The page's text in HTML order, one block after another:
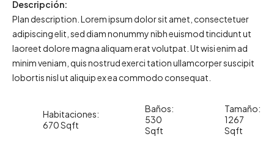
Descripción:
Plan description. Lorem ipsum dolor sit amet, consectetuer
adipiscing elit, sed diam nonummy nibh euismod tincidunt ut
laoreet dolore magna aliquam erat volutpat. Ut wisi enim ad
minim veniam, quis nostrud exerci tation ullamcorper suscipit
lobortis nisl ut aliquip ex ea commodo consequat.
Habitaciones:
670 Sqft
Baños:
530
Sqft
Tamaño:
1267
Sqft